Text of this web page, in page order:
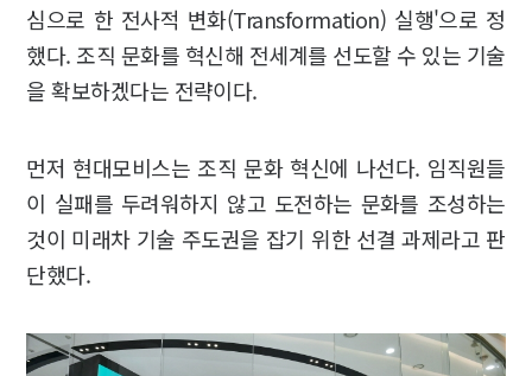
심으로 한 전사적 변화(Transformation) 실행'으로 정
했다. 조직 문화를 혁신해 전세계를 선도할 수 있는 기술
을 확보하겠다는 전략이다.
먼저 현대모비스는 조직 문화 혁신에 나선다. 임직원들
이 실패를 두려워하지 않고 도전하는 문화를 조성하는
것이 미래차 기술 주도권을 잡기 위한 선결 과제라고 판
단했다.